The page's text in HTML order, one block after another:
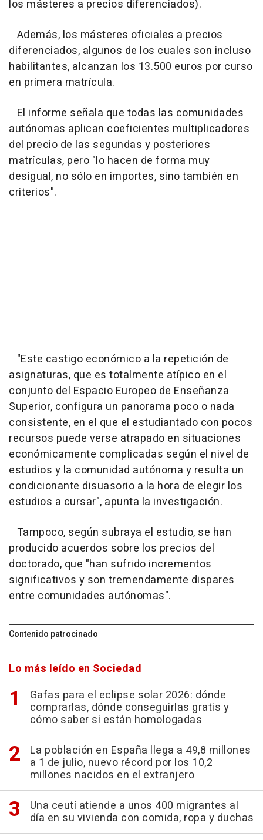
los másteres a precios diferenciados).
Además, los másteres oficiales a precios
diferenciados, algunos de los cuales son incluso
habilitantes, alcanzan los 13.500 euros por curso
en primera matrícula.
El informe señala que todas las comunidades
autónomas aplican coeficientes multiplicadores
del precio de las segundas y posteriores
matrículas, pero "lo hacen de forma muy
desigual, no sólo en importes, sino también en
criterios".
"Este castigo económico a la repetición de
asignaturas, que es totalmente atípico en el
conjunto del Espacio Europeo de Enseñanza
Superior, configura un panorama poco o nada
consistente, en el que el estudiantado con pocos
recursos puede verse atrapado en situaciones
económicamente complicadas según el nivel de
estudios y la comunidad autónoma y resulta un
condicionante disuasorio a la hora de elegir los
estudios a cursar", apunta la investigación.
Tampoco, según subraya el estudio, se han
producido acuerdos sobre los precios del
doctorado, que "han sufrido incrementos
significativos y son tremendamente dispares
entre comunidades autónomas".
Contenido patrocinado
Lo más leído en Sociedad
Gafas para el eclipse solar 2026: dónde
comprarlas, dónde conseguirlas gratis y
cómo saber si están homologadas
La población en España llega a 49,8 millones
a 1 de julio, nuevo récord por los 10,2
millones nacidos en el extranjero
Una ceutí atiende a unos 400 migrantes al
día en su vivienda con comida, ropa y duchas